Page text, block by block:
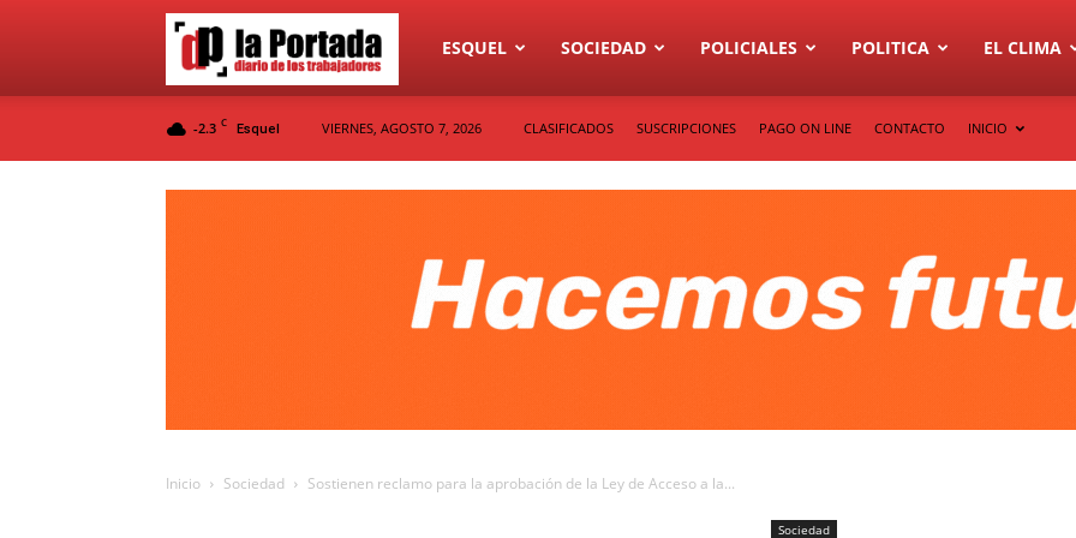
Diario
ESQUEL SOCIEDAD POLICIALES POLITICA EL CLIMA
-2.3 C Esquel VIERNES, AGOSTO 7, 2026 CLASIFICADOS SUSCRIPCIONES PAGO ON LINE CONTACTO INICIO
Inicio Sociedad Sostienen reclamo para la aprobación de la Ley de Acceso a la...
Sociedad